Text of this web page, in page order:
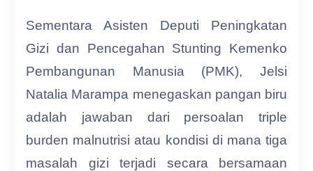
Sementara Asisten Deputi Peningkatan
Gizi dan Pencegahan Stunting Kemenko
Pembangunan Manusia (PMK), Jelsi
Natalia Marampa menegaskan pangan biru
adalah jawaban dari persoalan triple
burden malnutrisi atau kondisi di mana tiga
masalah gizi terjadi secara bersamaan